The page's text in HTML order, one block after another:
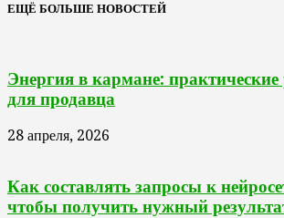
ЕЩЁ БОЛЬШЕ НОВОСТЕЙ
Энергия в кармане:
для продавца
28 апреля, 2026
Как составлять запросы к
чтобы получить нужный